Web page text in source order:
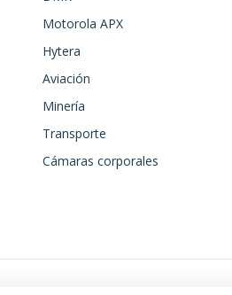
Motorola APX
Hytera
Aviación
Minería
Transporte
Cámaras corporales